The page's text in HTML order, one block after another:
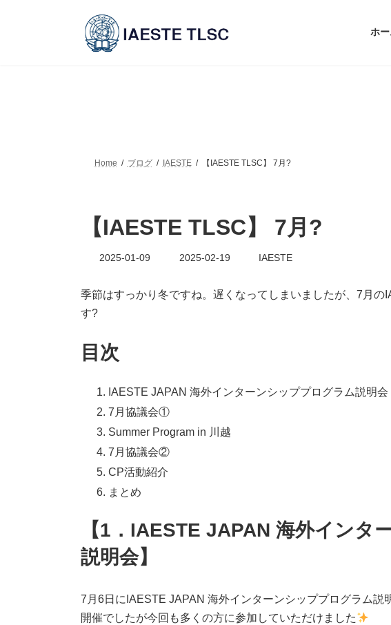
ホ
Home ブログ IAESTE 【IAESTE TLSC】 7月?
【IAESTE TLSC】 7月?
2025-01-09
最
終
新
日
2025-02-19 IAESTE
季節はすっかり冬ですね。遅くなってしまいましたが、7月の
す?
目次
IAESTE JAPAN 海外インターンシッププログラム説明会
7月協議会①
Summer Program in 川越
7月協議会②
CP活動紹介
まとめ
【1．IAESTE JAPAN 海外インタ
説明会】
7月6日にIAESTE JAPAN 海外インターンシッププログラム説
開催でしたが今回も多くの方に参加していただけました